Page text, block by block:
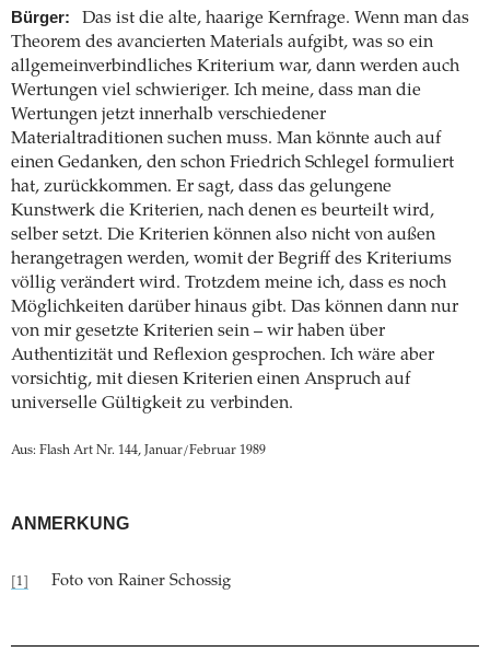
Bürger:
Das ist die alte, haarige Kernfrage. Wenn man das
Theorem des avancierten Materials aufgibt, was so ein
allgemeinverbindliches Kriterium war, dann werden auch
Wertungen viel schwieriger. Ich meine, dass man die
Wertungen jetzt innerhalb verschiedener
Materialtraditionen suchen muss. Man könnte auch auf
einen Gedanken, den schon Friedrich Schlegel formuliert
hat, zurückkommen. Er sagt, dass das gelungene
Kunstwerk die Kriterien, nach denen es beurteilt wird,
selber setzt. Die Kriterien können also nicht von außen
herangetragen werden, womit der Begriff des Kriteriums
völlig verändert wird. Trotzdem meine ich, dass es noch
Möglichkeiten darüber hinaus gibt. Das können dann nur
von mir gesetzte Kriterien sein – wir haben über
Authentizität und Reflexion gesprochen. Ich wäre aber
vorsichtig, mit diesen Kriterien einen Anspruch auf
universelle Gültigkeit zu verbinden.
Aus: Flash Art Nr. 144, Januar/Februar 1989
ANMERKUNG
[1] Foto von Rainer Schossig